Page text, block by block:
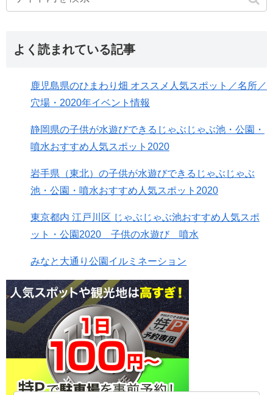
よく読まれている記事
鹿児島県のひまわり畑 オススメ人気スポット／名所／
穴場・2020年イベント情報
静岡県の子供が水遊びできるじゃぶじゃぶ池・公園・
噴水おすすめ人気スポット2020
岩手県（東北）の子供が水遊びできるじゃぶじゃぶ
池・公園・噴水おすすめ人気スポット2020
東京都内 江戸川区 じゃぶじゃぶ池おすすめ人気スポ
ット・公園2020 子供の水遊び 噴水
みなと大通り公園イルミネーション